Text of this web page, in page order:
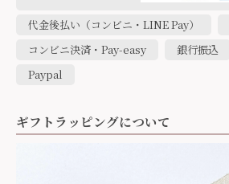
代金後払い（コンビニ・LINE Pay）
コンビニ決済・Pay-easy
銀行振込
Paypal
ギフトラッピングについて